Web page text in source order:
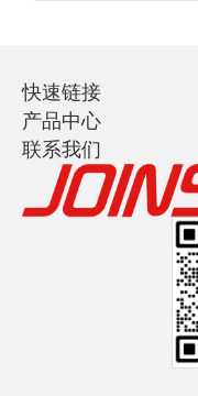
快速链接
产品中心
联系我们